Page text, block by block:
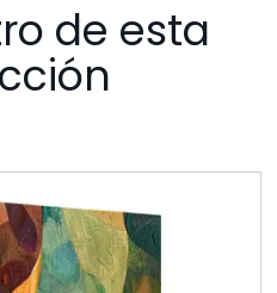
de esta